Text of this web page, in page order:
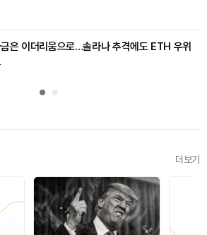
은 이더리움으로…솔라나 추격에도 ETH 우위
더보기